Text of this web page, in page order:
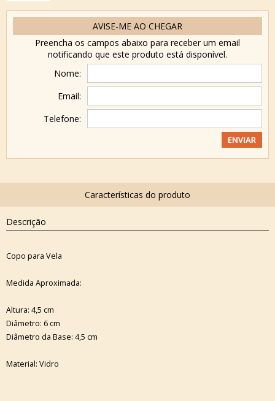
AVISE-ME AO CHEGAR
Preencha os campos abaixo para receber um email
notificando que este produto está disponível.
Nome:
Email:
Telefone:
Descrição
Copo para Vela
Medida Aproximada:
Altura: 4,5 cm
Diâmetro: 6 cm
Diâmetro da Base: 4,5 cm
Material: Vidro